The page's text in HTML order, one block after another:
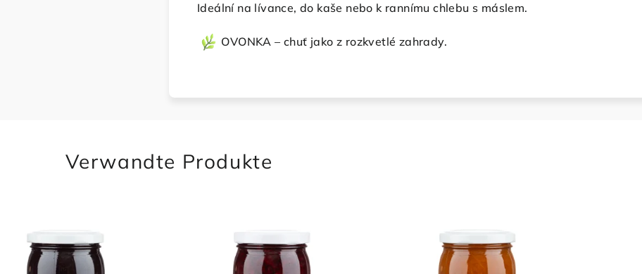
Ideální na lívance, do kaše nebo k rannímu chlebu s máslem.
OVONKA – chuť jako z rozkvetlé zahrady.
Verwandte Produkte